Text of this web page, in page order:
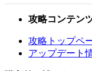
攻略コンテン
攻略トップペ
アップデート